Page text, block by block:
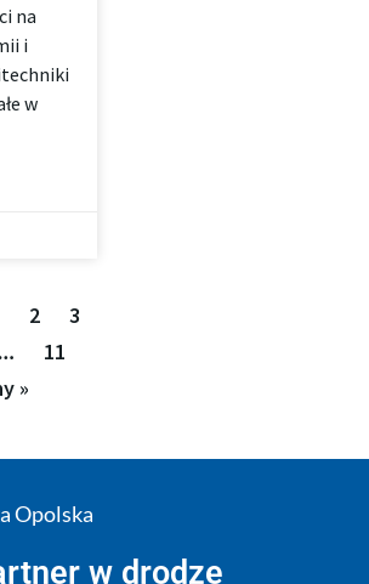
na
i
w
2 3
11
»
Opolska
w drodze